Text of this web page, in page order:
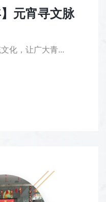
元宵寻文脉
化，让广大青...